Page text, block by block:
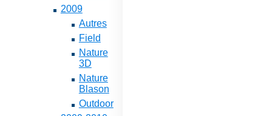
2009
Autres
Field
Nature
3D
Nature
Blason
Outdoor